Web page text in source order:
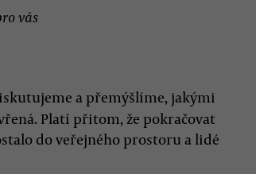
vás
a přemýšlíme, jakými
Platí přitom, že pokračovat
do veřejného prostoru a lidé